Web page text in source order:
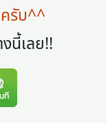
รับ^^
นี้เลย!!